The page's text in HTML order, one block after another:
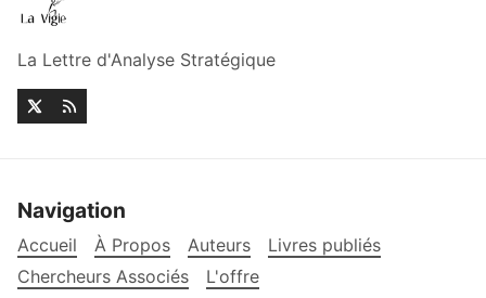
La Lettre d'Analyse Stratégique
Navigation
Accueil À Propos Auteurs
Livres publiés
Chercheurs Associés
L'offre